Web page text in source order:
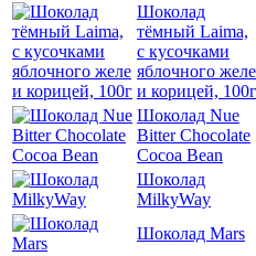
Шоколад
тёмный Laima,
с кусочками
яблочного желе
и корицей, 100г
Шоколад Nue
Bitter Chocolate
Cocoa Bean
Шоколад
MilkyWay
Шоколад Mars